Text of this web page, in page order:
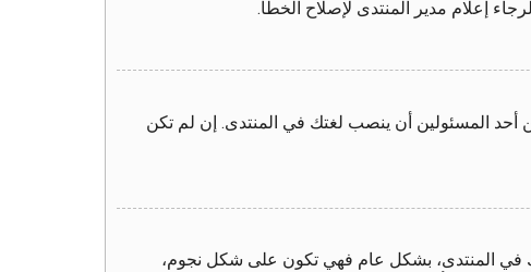
إعلام مدير المنتدى لإصلاح الخطأ.
المسئولين أن ينصب لغتك في المنتدى. إن لم تكن
في المنتدى، بشكل عام فهي تكون على شكل نجوم،